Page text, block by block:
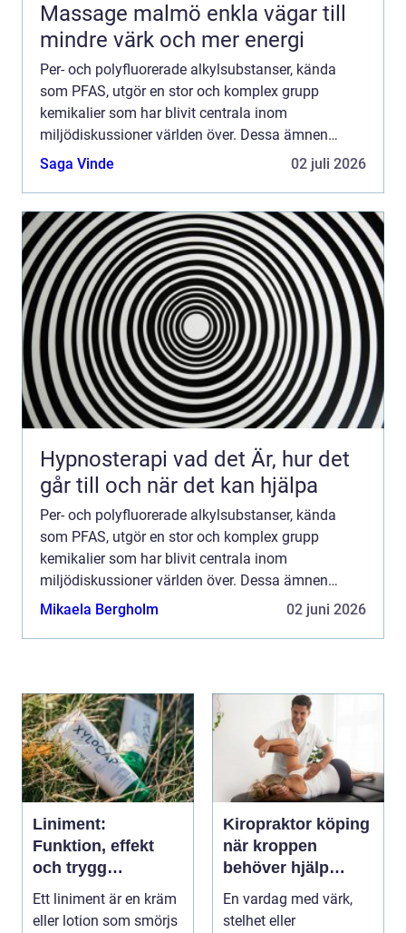
Massage malmö enkla vägar till
mindre värk och mer energi
Per- och polyfluorerade alkylsubstanser, kända
som PFAS, utgör en stor och komplex grupp
kemikalier som har blivit centrala inom
miljödiskussioner världen över. Dessa ämnen
används i ett brett spektrum av produkter ...
Saga Vinde 02 juli 2026
Hypnosterapi vad det Är, hur det
går till och när det kan hjälpa
Per- och polyfluorerade alkylsubstanser, kända
som PFAS, utgör en stor och komplex grupp
kemikalier som har blivit centrala inom
miljödiskussioner världen över. Dessa ämnen
används i ett brett spektrum av produkter ...
Mikaela Bergholm 02 juni 2026
Liniment:
Funktion, effekt
och trygg
användning
Ett liniment är en kräm
eller lotion som smörjs
Kiropraktor köping
när kroppen
behöver hjälp
tillbaka
En vardag med värk,
stelhet eller